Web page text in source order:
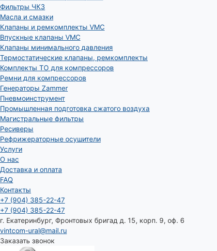
Фильтры ЧКЗ
Масла и смазки
Клапаны и ремкомплекты VMC
Впускные клапаны VMC
Клапаны минимального давления
Термостатические клапаны, ремкомплекты
Комплекты ТО для компрессоров
Ремни для компрессоров
Генераторы Zammer
Пневмоинструмент
Промышленная подготовка сжатого воздуха
Магистральные фильтры
Ресиверы
Рефрижераторные осушители
Услуги
О нас
Доставка и оплата
FAQ
Контакты
+7 (904) 385-22-47
+7 (904) 385-22-47
г. Екатеринбург, Фронтовых бригад д. 15, корп. 9, оф. 6
vintcom-ural@mail.ru
Заказать звонок